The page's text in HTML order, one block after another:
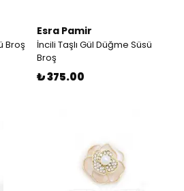
Broş
Esra Pamir
İncili Taşlı Gül Düğme Süsü
Broş
₺ 375.00